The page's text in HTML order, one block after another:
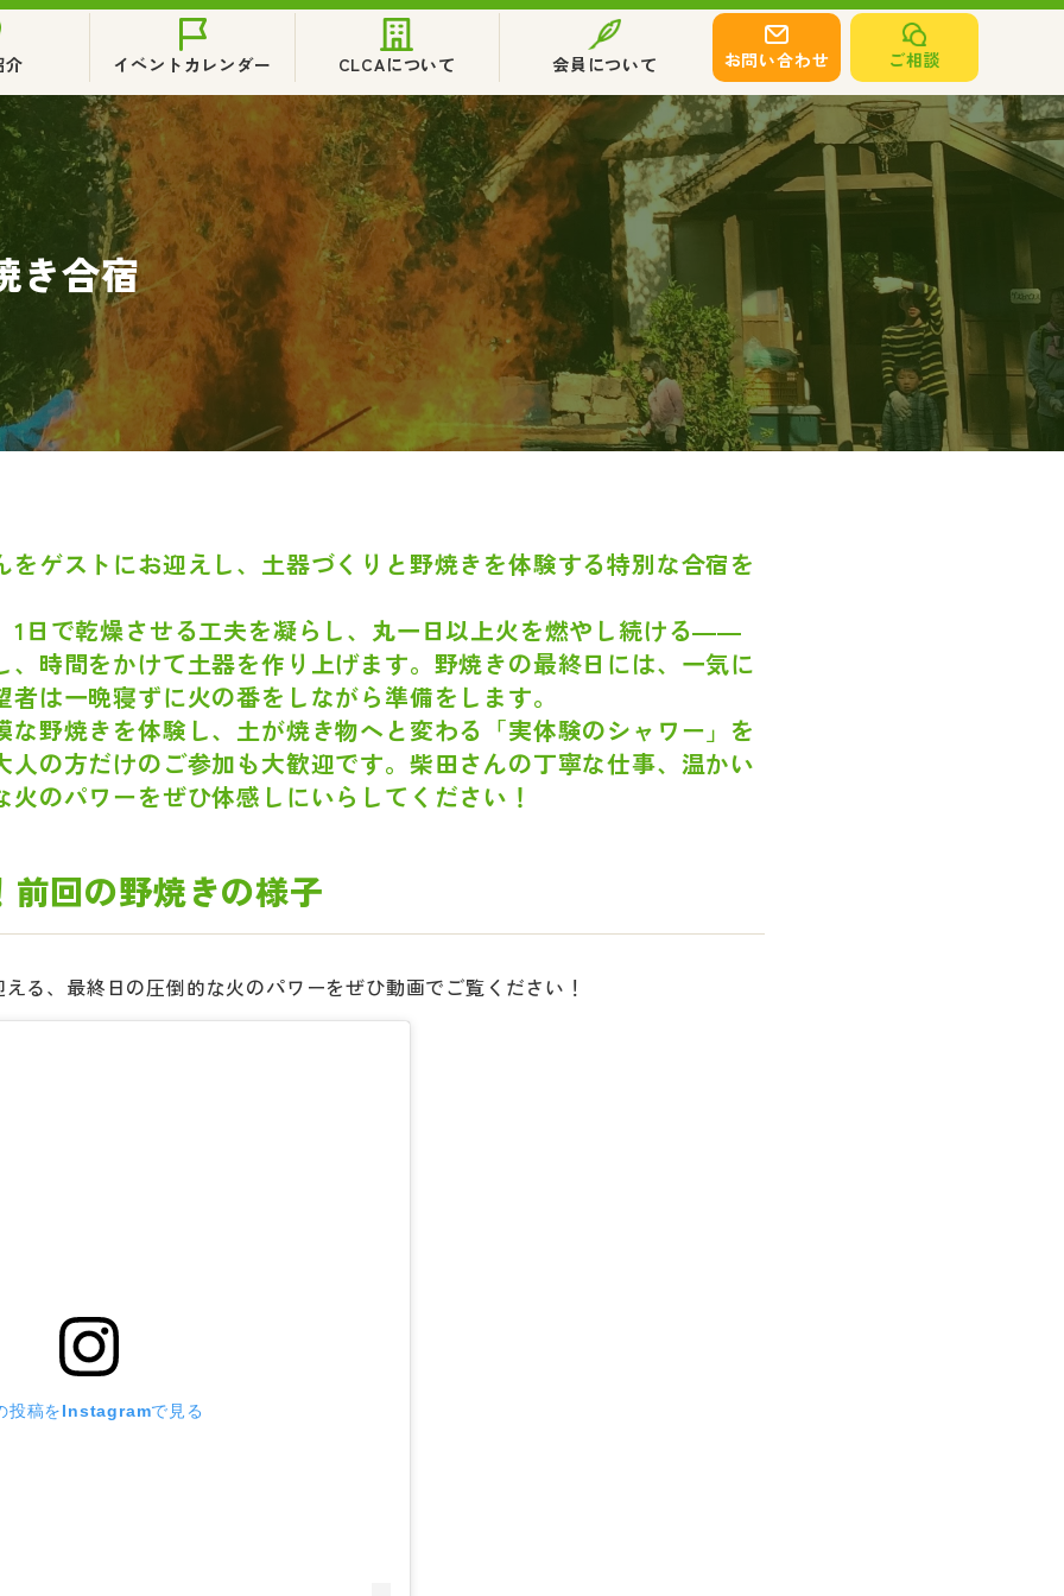
介 イベントカレンダー CLCAについて 会員について お問い合わせ ご相談
き合宿
をゲストにお迎えし、土器づくりと野焼きを体験する特別な合宿を
1日で乾燥させる工夫を凝らし、丸一日以上火を燃やし続ける――
、時間をかけて土器を作り上げます。野焼きの最終日には、一気に
は一晩寝ずに火の番をしながら準備をします。
な野焼きを体験し、土が焼き物へと変わる「実体験のシャワー」を
人の方だけのご参加も大歓迎です。柴田さんの丁寧な仕事、温かい
のパワーをぜひ体感しにいらしてください！
前回の野焼きの様子
る、最終日の圧倒的な火のパワーをぜひ動画でご覧ください！
投稿をInstagramで見る